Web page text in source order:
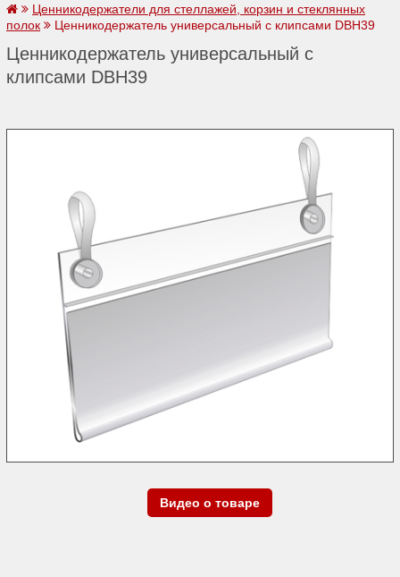
Ценникодержатели для стеллажей, корзин и стеклянных
полок
Ценникодержатель универсальный с клипсами DBH39
Ценникодержатель универсальный с
клипсами DBH39
Видео о товаре